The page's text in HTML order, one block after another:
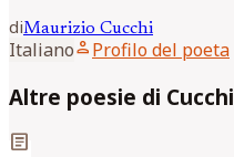
diMaurizio Cucchi
Italianoperson Profilo del poeta
Altre poesie di Cucchi
article